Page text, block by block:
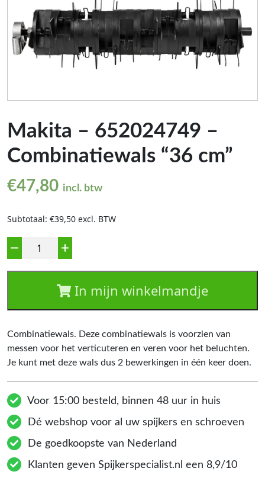
Makita – 652024749 –
Combinatiewals “36 cm”
€47,80 incl. btw
Subtotaal: €39,50 excl. BTW
Aantal
In mijn winkelmandje
Combinatiewals. Deze combinatiewals is voorzien van
messen voor het verticuteren en veren voor het beluchten.
Je kunt met deze wals dus 2 bewerkingen in één keer doen.
Voor 15:00 besteld, binnen 48 uur in huis
Dé webshop voor al uw spijkers en schroeven
De goedkoopste van Nederland
Klanten geven Spijkerspecialist.nl een 8,9/10